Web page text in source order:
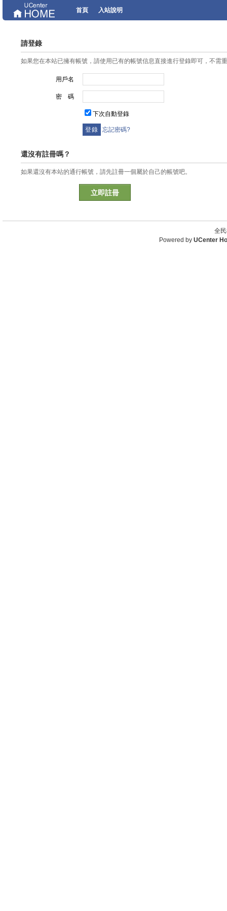
首頁 入站說明
請登錄
如果您在本站已擁有帳號，請使用已有的帳號信息直接進行登錄即可，不需
用戶名
密 碼
下次自動登錄
忘記密碼?
還沒有註冊嗎？
如果還沒有本站的通行帳號，請先註冊一個屬於自己的帳號吧。
立即註冊
全
Powered by UCenter